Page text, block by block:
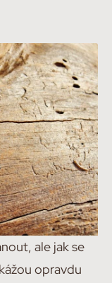
ale jak se
opravdu